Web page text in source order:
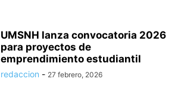
UMSNH lanza convocatoria 2026
para proyectos de
emprendimiento estudiantil
redaccion - 27 febrero, 2026